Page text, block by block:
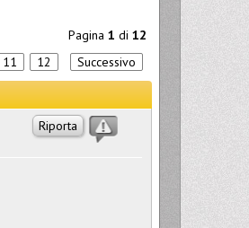
Pagina 1 di 12
11 12 Successivo
Riporta